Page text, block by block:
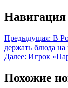
Навигация
Предыдущая: В
держать блюда
Далее: Игрок
Похожие